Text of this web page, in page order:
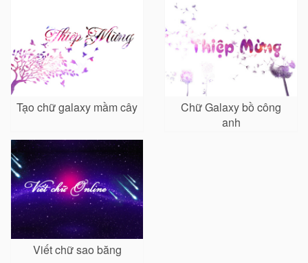
Tạo chữ galaxy mầm cây
Chữ Galaxy bồ công
anh
Viết chữ sao băng